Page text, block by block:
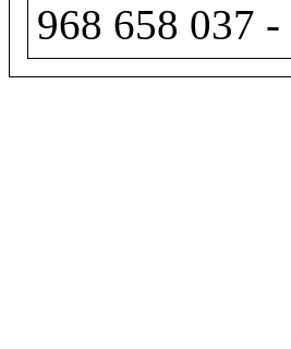
968 658 037 -